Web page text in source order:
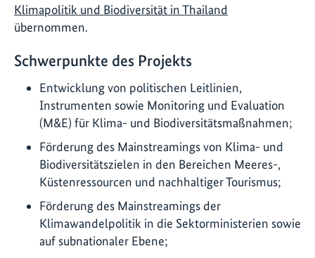
Klimapolitik und Biodiversität in Thailand
übernommen.
Schwerpunkte des Projekts
Entwicklung von politischen Leitlinien,
Instrumenten sowie Monitoring und Evaluation
(M&E) für Klima- und Biodiversitätsmaßnahmen;
Förderung des Mainstreamings von Klima- und
Biodiversitätszielen in den Bereichen Meeres-,
Küstenressourcen und nachhaltiger Tourismus;
Förderung des Mainstreamings der
Klimawandelpolitik in die Sektorministerien sowie
auf subnationaler Ebene;